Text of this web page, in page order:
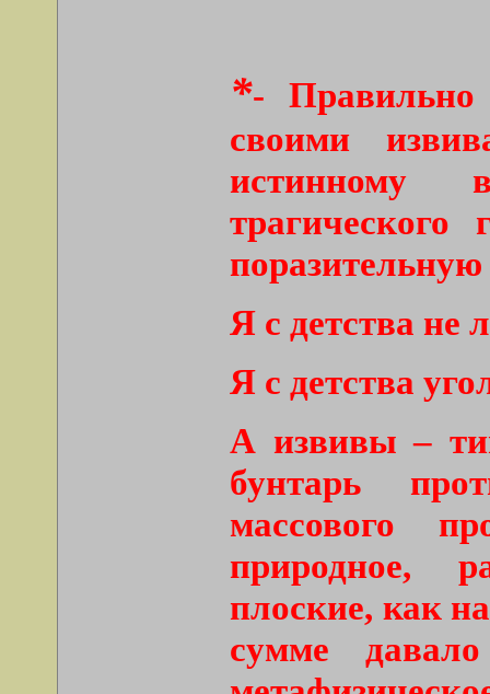
*- Правильно
своими
истинному
Я с детства не
Я с детства
А извивы –
бунтарь
массового
природное,
плоские, как
сумме давало